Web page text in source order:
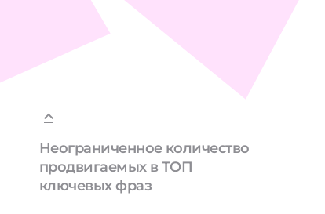
Неограниченное количество
продвигаемых в ТОП
ключевых фраз